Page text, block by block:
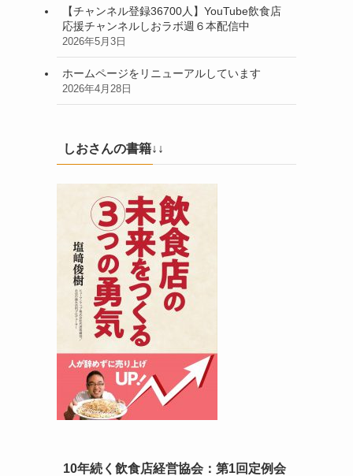
【チャンネル登録36700人】YouTube飲食店
応援チャンネルしおラボ週６本配信中
2026年5月3日
ホームページをリニューアルしています
2026年4月28日
しおさんの書籍↓↓
10年続く飲食店経営協会：第1回定例会